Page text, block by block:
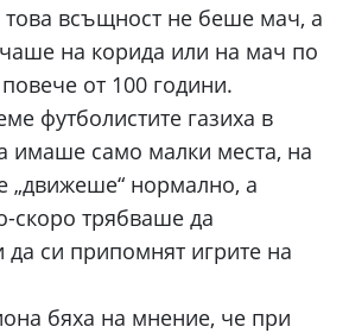
това всъщност не беше мач, а
на корида или на мач по
от 100 години.
футболистите газиха в
имаше само малки места, на
„движеше“ нормално, а
скоро трябваше да
си припомнят игрите на
бяха на мнение, че при